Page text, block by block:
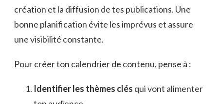
création et la diffusion de tes publications. Une
bonne planification évite les imprévus et assure
une visibilité constante.
Pour créer ton calendrier de contenu, pense à :
Identifier les thèmes clés qui vont alimenter